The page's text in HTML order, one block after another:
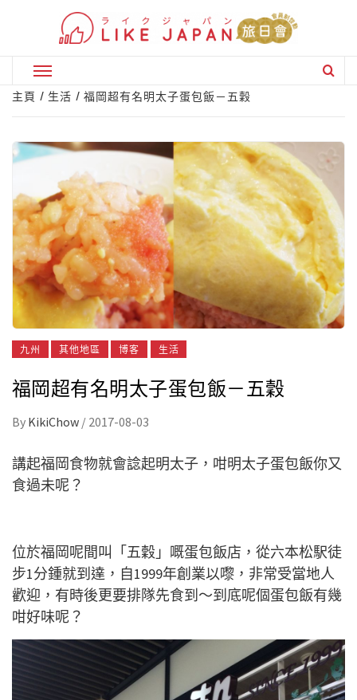
Primary
Menu
主頁 生活 福岡超有名明太子蛋包飯－五穀
九州 其他地區 博客 生活
福岡超有名明太子蛋包飯－五穀
By KikiChow / 2017-08-03
講起福岡食物就會諗起明太子，咁明太子蛋包飯你又
食過未呢？
位於福岡呢間叫「五穀」嘅蛋包飯店，從六本松駅徒
步1分鍾就到達，自1999年創業以嚟，非常受當地人
歡迎，有時後更要排隊先食到～到底呢個蛋包飯有幾
咁好味呢？